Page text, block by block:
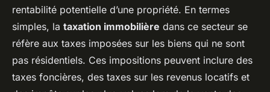
rentabilité potentielle d’une propriété. En termes
simples, la taxation immobilière dans ce secteur se
réfère aux taxes imposées sur les biens qui ne sont
pas résidentiels. Ces impositions peuvent inclure des
taxes foncières, des taxes sur les revenus locatifs et